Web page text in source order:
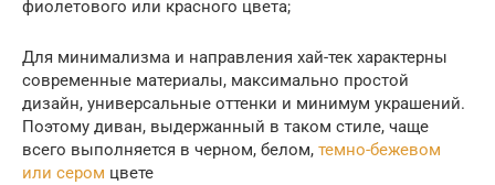
фиолетового или красного цвета;
Для минимализма и направления хай-тек характерны
современные материалы, максимально простой
дизайн, универсальные оттенки и минимум украшений.
Поэтому диван, выдержанный в таком стиле, чаще
всего выполняется в черном, белом, темно-бежевом
или сером цвете